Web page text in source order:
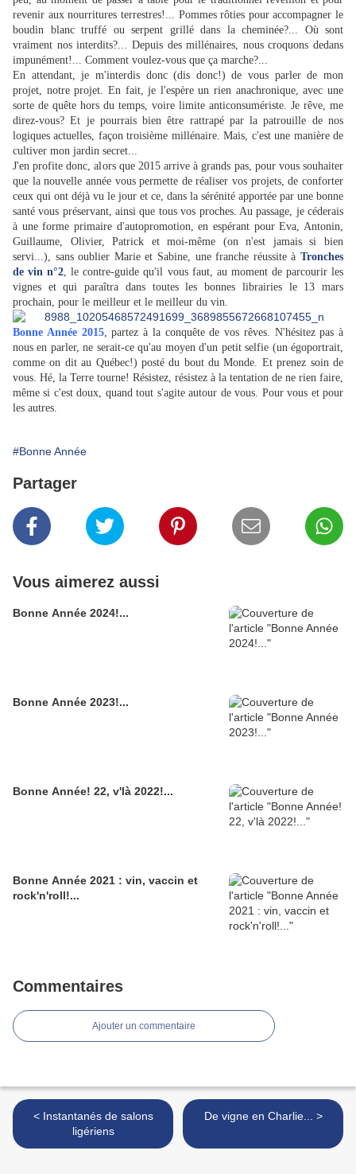
revenir aux nourritures terrestres!... Pommes rôties pour accompagner le
boudin blanc truffé ou serpent grillé dans la cheminée?... Où sont
vraiment nos interdits?... Depuis des millénaires, nous croquons dedans
impunément!... Comment voulez-vous que ça marche?...
En attendant, je m'interdis donc (dis donc!) de vous parler de mon
projet, notre projet. En fait, je l'espère un rien anachronique, avec une
sorte de quête hors du temps, voire limite anticonsumériste. Je rêve, me
direz-vous? Et je pourrais bien être rattrapé par la patrouille de nos
logiques actuelles, façon troisième millénaire. Mais, c'est une manière de
cultiver mon jardin secret...
J'en profite donc, alors que 2015 arrive à grands pas, pour vous souhaiter
que la nouvelle année vous permette de réaliser vos projets, de conforter
ceux qui ont déjà vu le jour et ce, dans la sérénité apportée par une bonne
santé vous préservant, ainsi que tous vos proches. Au passage, je céderais
à une forme primaire d'autopromotion, en espérant pour Eva, Antonin,
Guillaume, Olivier, Patrick et moi-même (on n'est jamais si bien
servi...), sans oublier Marie et Sabine, une franche réussite à Tronches
de vin n°2, le contre-guide qu'il vous faut, au moment de parcourir les
vignes et qui paraîtra dans toutes les bonnes librairies le 13 mars
prochain, pour le meilleur et le meilleur du vin.
Bonne Année 2015, partez à la conquête de vos rêves. N'hésitez pas à
nous en parler, ne serait-ce qu'au moyen d'un petit selfie (un égoportrait,
comme on dit au Québec!) posté du bout du Monde. Et prenez soin de
vous. Hé, la Terre tourne! Résistez, résistez à la tentation de ne rien faire,
même si c'est doux, quand tout s'agite autour de vous. Pour vous et pour
les autres.
#Bonne Année
Partager
Vous aimerez aussi
Bonne Année 2024!...
Bonne Année 2023!...
Bonne Année! 22, v'là 2022!...
Bonne Année 2021 : vin, vaccin et
rock'n'roll!...
Commentaires
Ajouter un commentaire
< Instantanés de salons
ligériens
De vigne en Charlie... >